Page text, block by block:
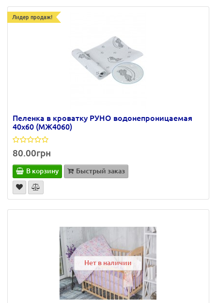
Лидер продаж!
Пеленка в кроватку РУНО водонепроницаемая
40х60 (МЖ4060)
80.00грн
В корзину Быстрый заказ
Нет в наличии